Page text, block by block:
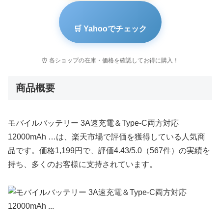
🛒 Yahooでチェック
⏰ 各ショップの在庫・価格を確認してお得に購入！
商品概要
モバイルバッテリー 3A速充電＆Type-C両方対応
12000mAh …は、楽天市場で評価を獲得している人気商
品です。価格1,199円で、評価4.43/5.0（567件）の実績を
持ち、多くのお客様に支持されています。